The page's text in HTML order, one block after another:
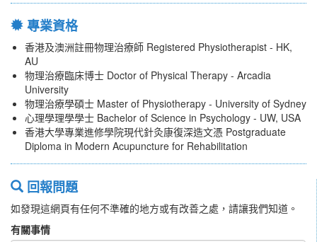
專業資格
香港及澳洲註冊物理治療師 Registered Physiotherapist - HK,
AU
物理治療臨床博士 Doctor of Physical Therapy - Arcadia
University
物理治療學碩士 Master of Physiotherapy - University of Sydney
心理學理學學士 Bachelor of Science in Psychology - UW, USA
香港大學專業進修學院現代針灸康復深造文憑 Postgraduate
Diploma in Modern Acupuncture for Rehabilitation
回報問題
如發現這網頁有任何不準確的地方或有改善之處，請讓我們知道。
有關事情